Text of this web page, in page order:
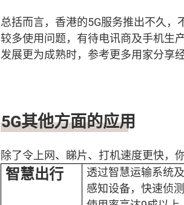
总括而言，香港的5G服务推出不久
较多使用问题，有待电讯商及手机生
发展更为成熟时，参考更多用家分享
5G其他方面的应用
除了令上网、睇片、打机速度更快，
智慧出行
透过智慧运输系统
感知设备，快速侦